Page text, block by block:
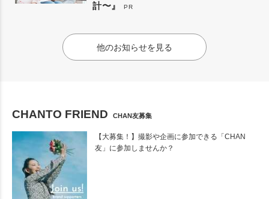
計〜』
PR
他のお知らせを見る
CHANTO FRIEND CHAN友募集
【大募集！】撮影や企画に参加できる「CHAN
友」に参加しませんか？